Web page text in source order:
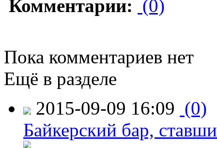
Комментарии: (0)
Пока комментариев нет
Ещё в разделе
2015-09-09 16:09 (0)
Байкерский бар,